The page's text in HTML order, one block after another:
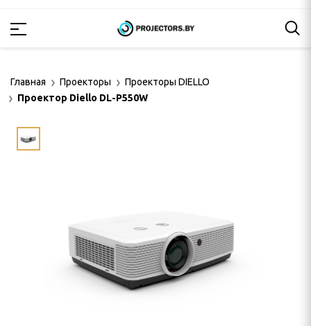
Главная Проекторы
Проекторы DIELLO
Проектор Diello DL-P550W